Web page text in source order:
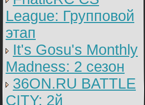
League: Групповой
этап
It's Gosu's Monthly
Madness: 2 сезон
36ON.RU BATTLE
CITY: 2й